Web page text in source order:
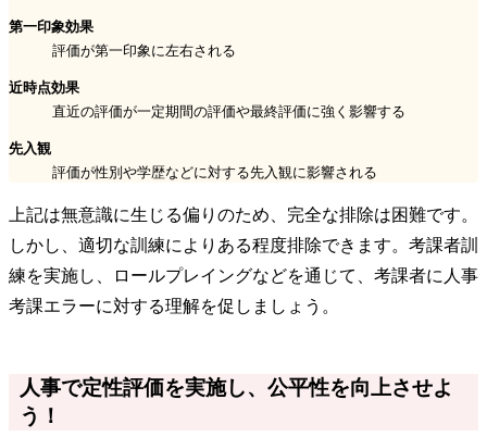
第一印象効果
評価が第一印象に左右される
近時点効果
直近の評価が一定期間の評価や最終評価に強く影響する
先入観
評価が性別や学歴などに対する先入観に影響される
上記は無意識に生じる偏りのため、完全な排除は困難です。
しかし、適切な訓練によりある程度排除できます。考課者訓
練を実施し、ロールプレイングなどを通じて、考課者に人事
考課エラーに対する理解を促しましょう。
人事で定性評価を実施し、公平性を向上させよ
う！